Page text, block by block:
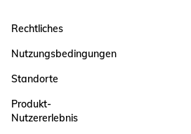
Rechtliches
Nutzungsbedingungen
Standorte
Produkt-
Nutzererlebnis